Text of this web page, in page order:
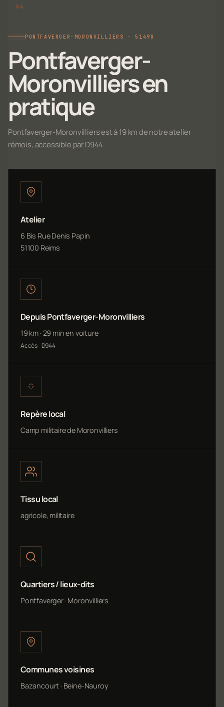
PONTFAVERGER-MORONVILLIERS · 51490
Pontfaverger-
Moronvilliers en
pratique
Pontfaverger-Moronvilliers est à 19 km de notre atelier
rémois, accessible par D944.
Atelier
6 Bis Rue Denis Papin
51100 Reims
Depuis Pontfaverger-Moronvilliers
19 km · 29 min en voiture
Accès : D944
Repère local
Camp militaire de Moronvilliers
Tissu local
agricole, militaire
Quartiers / lieux-dits
Pontfaverger · Moronvilliers
Communes voisines
Bazancourt · Beine-Nauroy